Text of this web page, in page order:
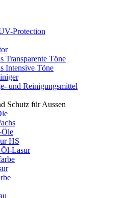
Protection
Transparente Töne
Intensive Töne
und Reinigungsmittel
Schutz für Aussen
HS
Lasur